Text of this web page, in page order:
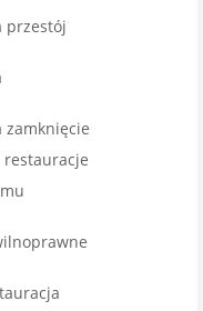
przestój
restauracje